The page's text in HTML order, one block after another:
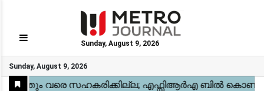
Sunday, August 9, 2026
Sunday, August 9, 2026
GO
Home
Kerala
National
Gulf
World
Sports
Movies
Health
Automobile
Travel
Education
Novel
Business
Technology
Webstory